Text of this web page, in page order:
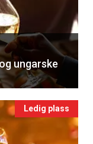
ungarske
Ledig plass